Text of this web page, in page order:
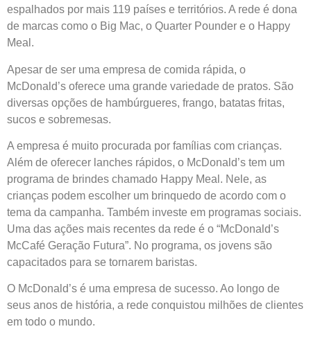
espalhados por mais 119 países e territórios. A rede é dona
de marcas como o Big Mac, o Quarter Pounder e o Happy
Meal.
Apesar de ser uma empresa de comida rápida, o
McDonald’s oferece uma grande variedade de pratos. São
diversas opções de hambúrgueres, frango, batatas fritas,
sucos e sobremesas.
A empresa é muito procurada por famílias com crianças.
Além de oferecer lanches rápidos, o McDonald’s tem um
programa de brindes chamado Happy Meal. Nele, as
crianças podem escolher um brinquedo de acordo com o
tema da campanha. Também investe em programas sociais.
Uma das ações mais recentes da rede é o “McDonald’s
McCafé Geração Futura”. No programa, os jovens são
capacitados para se tornarem baristas.
O McDonald’s é uma empresa de sucesso. Ao longo de
seus anos de história, a rede conquistou milhões de clientes
em todo o mundo.